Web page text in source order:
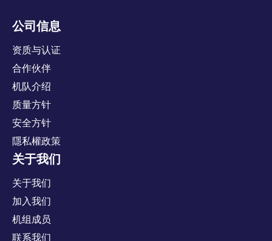
安全方针
公司信息
资质与认证
合作伙伴
机队介绍
质量方针
安全方针
隱私權政策
关于我们
关于我们
加入我们
机组成员
联系我们